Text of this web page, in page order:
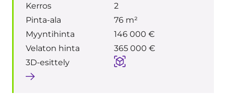
Kerros
2
Pinta-ala
76 m²
Myyntihinta
146 000 €
Velaton hinta
365 000 €
3D-esittely